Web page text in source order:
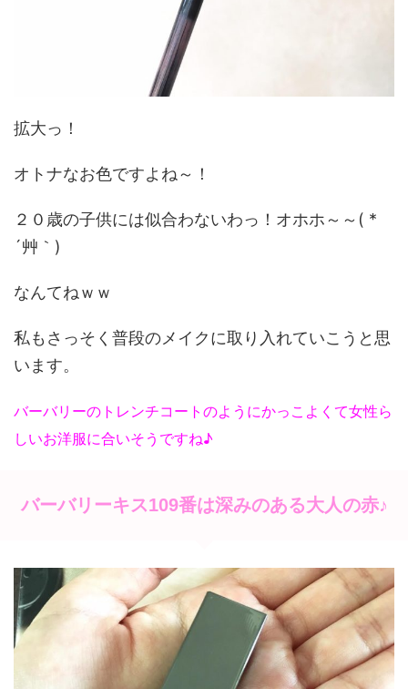
拡大っ！
オトナなお色ですよね～！
２０歳の子供には似合わないわっ！オホホ～～( *
´艸｀)
なんてねｗｗ
私もさっそく普段のメイクに取り入れていこうと思
います。
バーバリーのトレンチコートのようにかっこよくて女性ら
しいお洋服に合いそうですね♪
バーバリーキス109番は深みのある大人の赤♪